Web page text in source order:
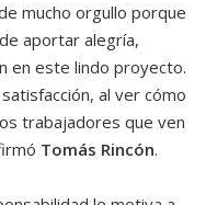
mucho orgullo porque
aportar alegría,
en este lindo proyecto.
al ver cómo
trabajadores que ven
Tomás Rincón.